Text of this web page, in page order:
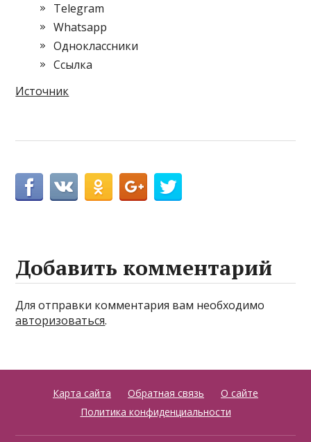
Telegram
Whatsapp
Одноклассники
Cсылка
Источник
Добавить комментарий
Для отправки комментария вам необходимо
авторизоваться.
Карта сайта Обратная связь
О сайте
Политика конфиденциальности